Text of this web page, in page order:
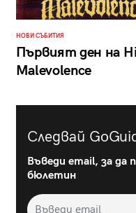
НОВИ СЪБИТИЯ
Първият ден на
Malevolence
Следвай
Въведи email, за да
бюлетин